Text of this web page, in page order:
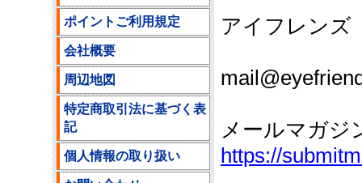
アイフレン
メールマガジ
https://
ポイントご利用規定
会社概要
周辺地図
特定商取引法に基づく表
記
個人情報の取り扱い